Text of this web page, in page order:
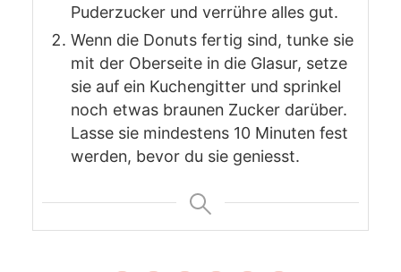
Puderzucker und verrühre alles gut.
Wenn die Donuts fertig sind, tunke sie
mit der Oberseite in die Glasur, setze
sie auf ein Kuchengitter und sprinkel
noch etwas braunen Zucker darüber.
Lasse sie mindestens 10 Minuten fest
werden, bevor du sie geniesst.